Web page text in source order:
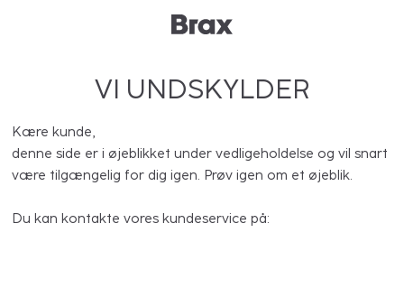
VI UNDSKYLDER
Kære kunde,
denne side er i øjeblikket under vedligeholdelse og vil snart
være tilgængelig for dig igen. Prøv igen om et øjeblik.
Du kan kontakte vores kundeservice på: